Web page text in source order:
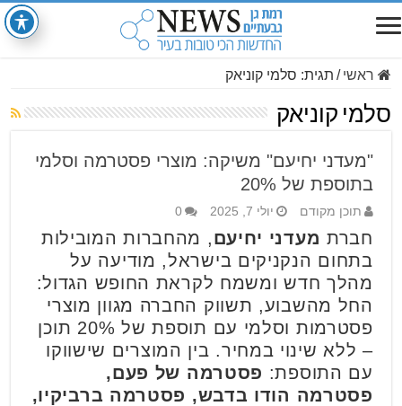
ראשי / תגית: סלמי קוניאק
סלמי קוניאק
"מעדני יחיעם" משיקה: מוצרי פסטרמה וסלמי
בתוספת של 20%
תוכן מקודם יולי 7, 2025 0
חברת מעדני יחיעם, מהחברות המובילות
בתחום הנקניקים בישראל, מודיעה על
מהלך חדש ומשמח לקראת החופש הגדול:
החל מהשבוע, תשווק החברה מגוון מוצרי
פסטרמות וסלמי עם תוספת של 20% תוכן
– ללא שינוי במחיר. בין המוצרים שישווקו
עם התוספת: פסטרמה של פעם,
פסטרמה הודו בדבש, פסטרמה ברביקיו,